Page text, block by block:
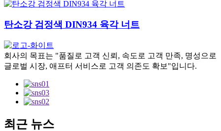
탄소강 검정색 DIN934 육각 너트
회사의 목표는 "품질로 고객 신뢰, 속도로 고객 만족, 명성으로
글로벌 시장, 애프터 서비스로 고객 의존도 확보"입니다.
최근 뉴스